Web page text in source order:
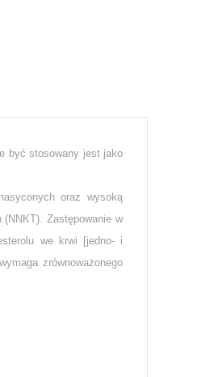
być stosowany jest jako
oraz wysoką
(NNKT). Zastępowanie w
we krwi [jedno- i
zrównoważonego